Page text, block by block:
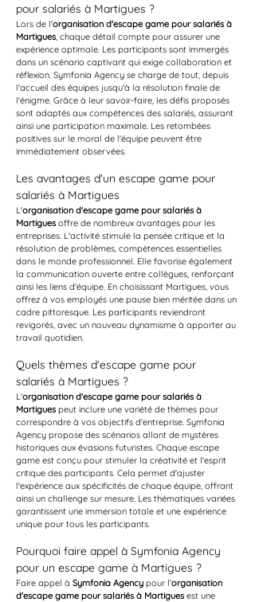
pour salariés à Martigues ?
Lors de l'organisation d'escape game pour salariés à
Martigues, chaque détail compte pour assurer une
expérience optimale. Les participants sont immergés
dans un scénario captivant qui exige collaboration et
réflexion. Symfonia Agency se charge de tout, depuis
l'accueil des équipes jusqu'à la résolution finale de
l'énigme. Grâce à leur savoir-faire, les défis proposés
sont adaptés aux compétences des salariés, assurant
ainsi une participation maximale. Les retombées
positives sur le moral de l'équipe peuvent être
immédiatement observées.
Les avantages d'un escape game pour
salariés à Martigues
L'organisation d'escape game pour salariés à
Martigues offre de nombreux avantages pour les
entreprises. L'activité stimule la pensée critique et la
résolution de problèmes, compétences essentielles
dans le monde professionnel. Elle favorise également
la communication ouverte entre collègues, renforçant
ainsi les liens d'équipe. En choisissant Martigues, vous
offrez à vos employés une pause bien méritée dans un
cadre pittoresque. Les participants reviendront
revigorés, avec un nouveau dynamisme à apporter au
travail quotidien.
Quels thèmes d'escape game pour
salariés à Martigues ?
L'organisation d'escape game pour salariés à
Martigues peut inclure une variété de thèmes pour
correspondre à vos objectifs d'entreprise. Symfonia
Agency propose des scénarios allant de mystères
historiques aux évasions futuristes. Chaque escape
game est conçu pour stimuler la créativité et l'esprit
critique des participants. Cela permet d'ajuster
l'expérience aux spécificités de chaque équipe, offrant
ainsi un challenge sur mesure. Les thématiques variées
garantissent une immersion totale et une expérience
unique pour tous les participants.
Pourquoi faire appel à Symfonia Agency
pour un escape game à Martigues ?
Faire appel à Symfonia Agency pour l'organisation
d'escape game pour salariés à Martigues est une